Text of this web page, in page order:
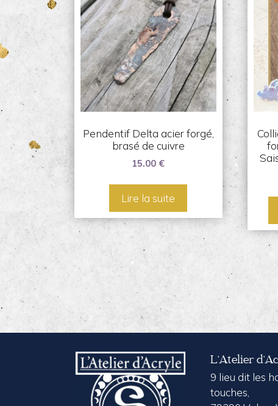
Pendentif Delta acier forgé,
brasé de cuivre
15.00 €
Lire la suite
L’Atelier
9 lieu dit les
touches,